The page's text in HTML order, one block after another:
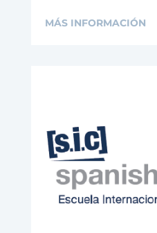
MÁS INFORMACIÓN